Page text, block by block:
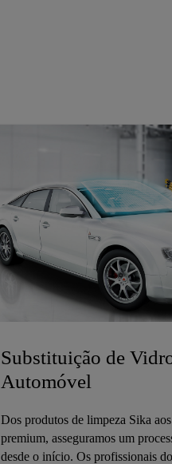
Substituição de
Automóvel
Dos produtos de limpeza Sika
premium, asseguramos um
desde o início. Os profissionais